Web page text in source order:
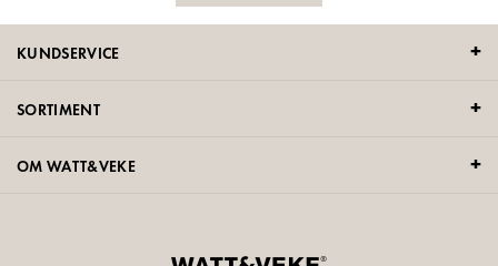
KUNDSERVICE
SORTIMENT
OM WATT&VEKE